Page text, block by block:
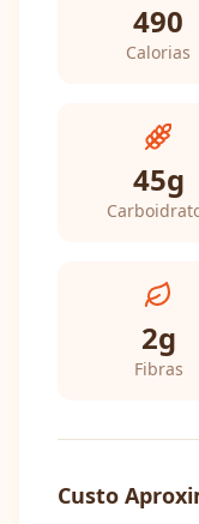
490
Calorias
45g
2g
Fibras
Custo